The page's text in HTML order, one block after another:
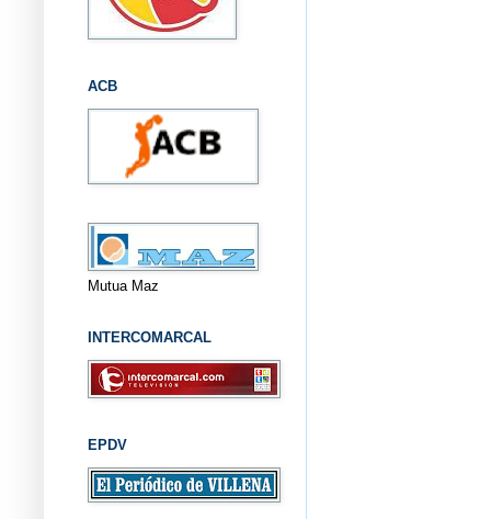
ACB
Mutua Maz
INTERCOMARCAL
EPDV